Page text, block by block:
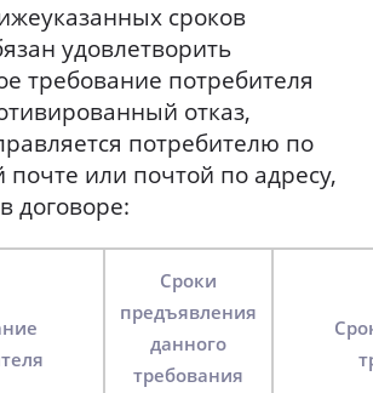
сроков
удовлетворить
требование потребителя
отказ,
потребителю по
почте или почтой по адресу,
договоре:
Сроки
предъявления
данного
требования